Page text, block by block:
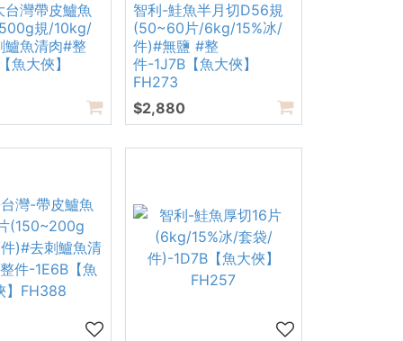
灣帶皮鱸魚
規/10kg/
魚清肉#整
魚大俠】
智利-鮭魚半月切D56規
(50~60片/6kg/15%冰/
件)#無鹽 #整
件-1J7B【魚大俠】
FH273
$2,880